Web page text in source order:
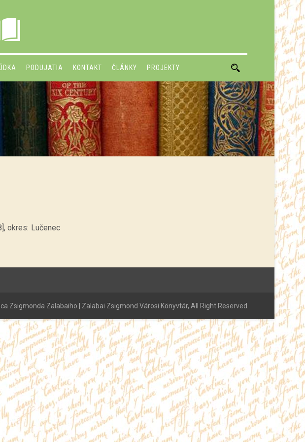
PODUJATIA KONTAKT ČLÁNKY PROJEKTY
okres: Lučenec
Zsigmonda Zalabaiho | Zalabai Zsigmond Városi Könyvtár, All Right Reserved